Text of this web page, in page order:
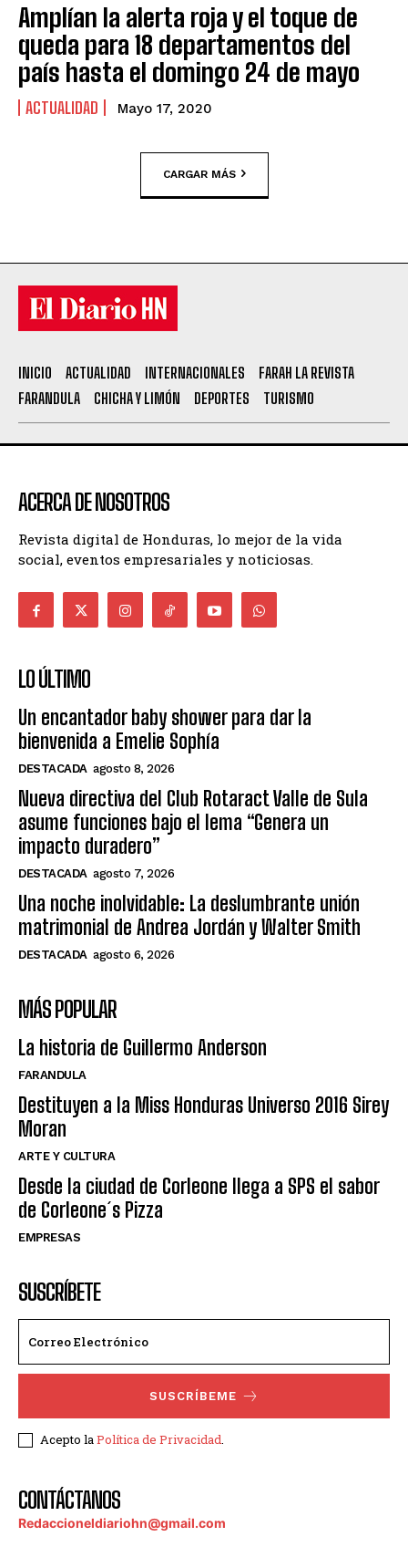
Amplían la alerta roja y el toque de
queda para 18 departamentos del
país hasta el domingo 24 de mayo
ACTUALIDAD Mayo 17, 2020
CARGAR MÁS
INICIO ACTUALIDAD INTERNACIONALES
FARAH LA REVISTA
FARANDULA
CHICHA Y LIMÓN DEPORTES TURISMO
ACERCA DE NOSOTROS
Revista digital de Honduras, lo mejor de la vida
social, eventos empresariales y noticiosas.
LO ÚLTIMO
Un encantador baby shower para dar la
bienvenida a Emelie Sophía
DESTACADA agosto 8, 2026
Nueva directiva del Club Rotaract Valle de Sula
asume funciones bajo el lema “Genera un
impacto duradero”
DESTACADA agosto 7, 2026
Una noche inolvidable: La deslumbrante unión
matrimonial de Andrea Jordán y Walter Smith
DESTACADA agosto 6, 2026
MÁS POPULAR
La historia de Guillermo Anderson
FARANDULA
Destituyen a la Miss Honduras Universo 2016 Sirey
Moran
ARTE Y CULTURA
Desde la ciudad de Corleone llega a SPS el sabor
de Corleone´s Pizza
EMPRESAS
SUSCRÍBETE
SUSCRÍBEME
Acepto laPolítica de Privacidad.
CONTÁCTANOS
Redaccioneldiariohn@gmail.com